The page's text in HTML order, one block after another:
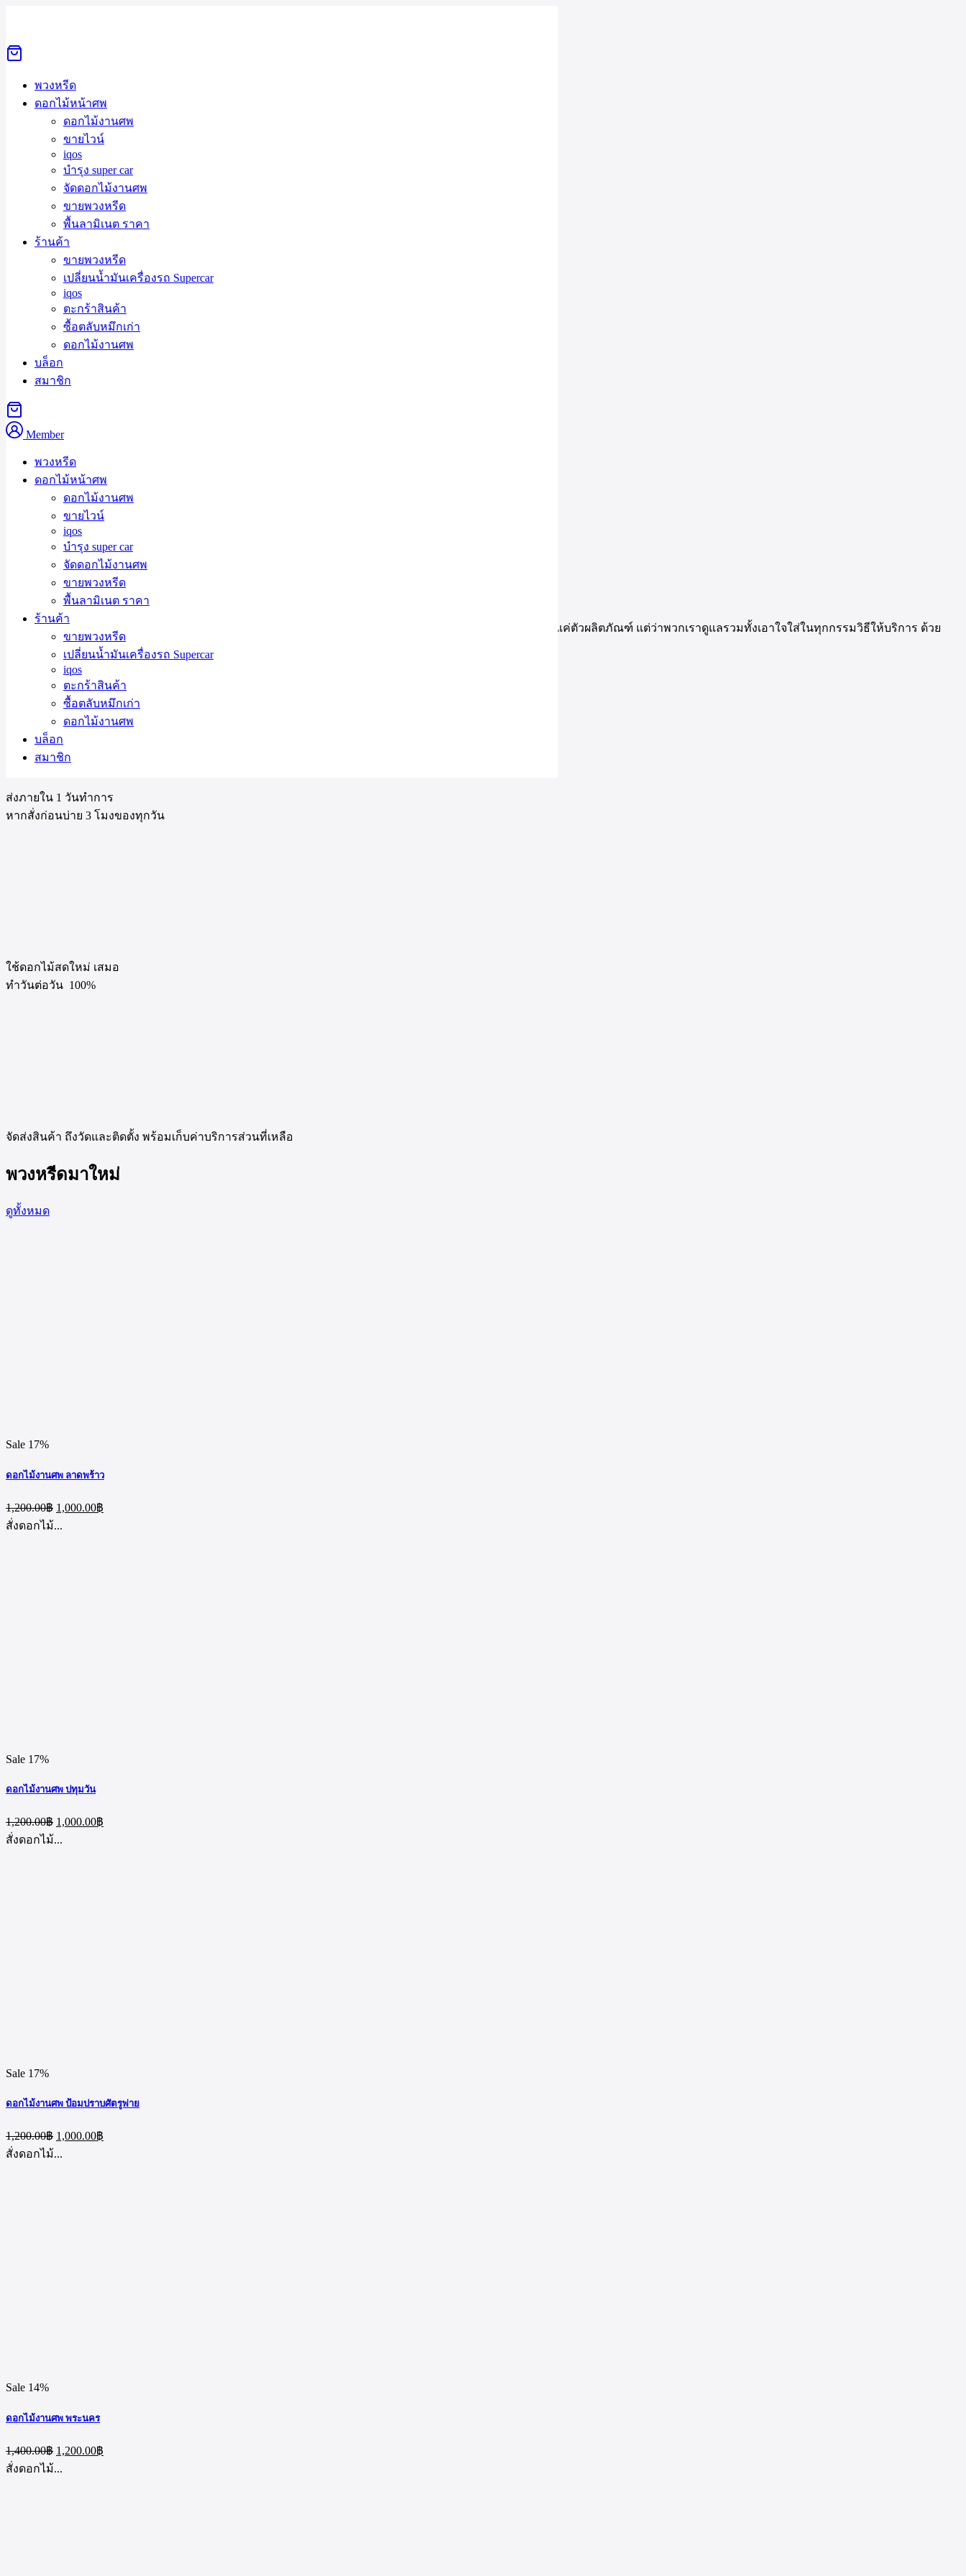
พวงหรีด
ดอกไม้หน้าศพ
ดอกไม้งานศพ
ขายไวน์
iqos
บำรุง super car
จัดดอกไม้งานศพ
ขายพวงหรีด
พื้นลามิเนต ราคา
ร้านค้า
ขายพวงหรีด
เปลี่ยนน้ำมันเครื่องรถ Supercar
iqos
ตะกร้าสินค้า
ซื้อตลับหมึกเก่า
ดอกไม้งานศพ
บล็อก
สมาชิก
Member
พวงหรีด
ดอกไม้หน้าศพ
ดอกไม้งานศพ
ขายไวน์
iqos
บำรุง super car
จัดดอกไม้งานศพ
ขายพวงหรีด
พื้นลามิเนต ราคา
ร้านค้า
ขายพวงหรีด
เปลี่ยนน้ำมันเครื่องรถ Supercar
iqos
ตะกร้าสินค้า
ซื้อตลับหมึกเก่า
ดอกไม้งานศพ
บล็อก
สมาชิก
for:
หน้าแรก
พวงหรีด
บริการส่ง พวงหรีด เพียงแค่ตัวผลิตภัณฑ์ แต่ว่าพวกเราดูแลรวมทั้งเอาใจใส่ในทุกกรรมวิธีให้บริการ ด้วย
ประสบการณ์ที่มีมานานก ว่า
ส่งภายใน 1 วันทำการ
หากสั่งก่อนบ่าย 3 โมงของทุกวัน
ใช้ดอกไม้สดใหม่ เสมอ
ทำวันต่อวัน 100%
จัดส่งสินค้า ถึงวัดและติดตั้ง พร้อมเก็บค่าบริการส่วนที่เหลือ
พวงหรีดมาใหม่
ดูทั้งหมด
Sale 17%
ดอกไม้งานศพ ลาดพร้าว
1,200.00฿ Original
price
was:
1,000.00฿
price
สั่งดอกไม้...
Sale 17%
ดอกไม้งานศพ ปทุมวัน
1,200.00฿ Original
price
was:
1,000.00฿
price
สั่งดอกไม้...
Sale 17%
ดอกไม้งานศพ ป้อมปราบศัตรูพ่าย
1,200.00฿ Original
was:
1,000.00฿
สั่งดอกไม้...
Sale 14%
ดอกไม้งานศพ พระนคร
1,400.00฿ Original
price
was:
1,200.00฿
price
สั่งดอกไม้...